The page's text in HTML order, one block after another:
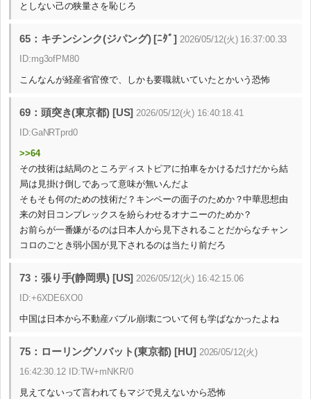
としない己の狭量さを恥じろ
65：キチンシンク(ジパング) [ﾆﾀﾞ] 2026/05/12(火) 16:37:00.33
ID:mg3ofPM80
こんなんが経産省官僚で、しかも要職就いていたとかいう恐怖
69：頭突き(東京都) [US] 2026/05/12(火) 16:40:18.41
ID:GaNRTprd0
>>64
その技術は結局のところディストピアに拍車をかけるだけだから結
局は見掛け倒しであって意味が無いんだよ
そもそも何のための技術だ？キンペーの面子のためか？中華思想由
来の対日コンプレックスを紛らわせるオナニーのためか？
お前らが一番嫌がるのは日本人から見下されることだからなチャン
コロのごとき弱小国が見下されるのは当たり前だろ
73：張り手(静岡県) [US] 2026/05/12(火) 16:42:15.06
ID:+6XDE6XO0
中国は日本から不動産バブル崩壊について何も学ばなかったよね
75：ローリングソバット(東京都) [HU] 2026/05/12(火)
16:42:30.12 ID:TW+mNKR/0
見えてないって言われてもマジで見えないから恐怖